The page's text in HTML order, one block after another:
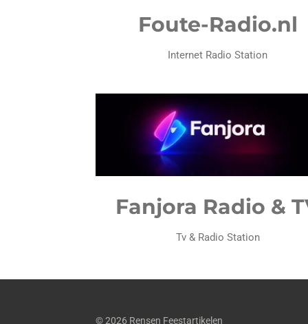
Foute-Radio.nl
Internet Radio Station
Fanjora Radio &
Tv & Radio Station
© 2026 Rensen Feestartikelen